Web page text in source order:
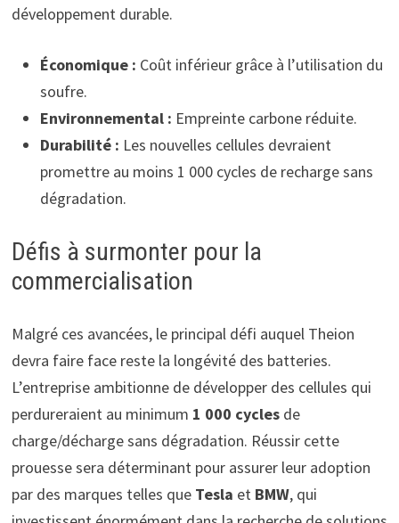
développement durable.
Économique : Coût inférieur grâce à l’utilisation du
soufre.
Environnemental : Empreinte carbone réduite.
Durabilité : Les nouvelles cellules devraient
promettre au moins 1 000 cycles de recharge sans
dégradation.
Défis à surmonter pour la
commercialisation
Malgré ces avancées, le principal défi auquel Theion
devra faire face reste la longévité des batteries.
L’entreprise ambitionne de développer des cellules qui
perdureraient au minimum 1 000 cyclesde
charge/décharge sans dégradation. Réussir cette
prouesse sera déterminant pour assurer leur adoption
par des marques telles que Tesla et BMW, qui